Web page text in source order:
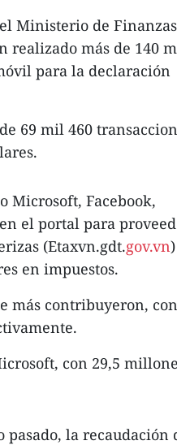
Ministerio de Finanzas
realizado más de 140
para la declaración
69 mil 460
Microsoft, Facebook,
el portal para
(Etaxvn.gdt.gov.vn
en impuestos.
más contribuyeron, con
con 29,5
pasado, la recaudación